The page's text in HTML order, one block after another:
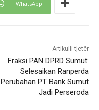
WhatsApp
Artikulli tjetër
Fraksi PAN DPRD Sumut:
Selesaikan Ranperda
Perubahan PT Bank Sumut
Jadi Perseroda